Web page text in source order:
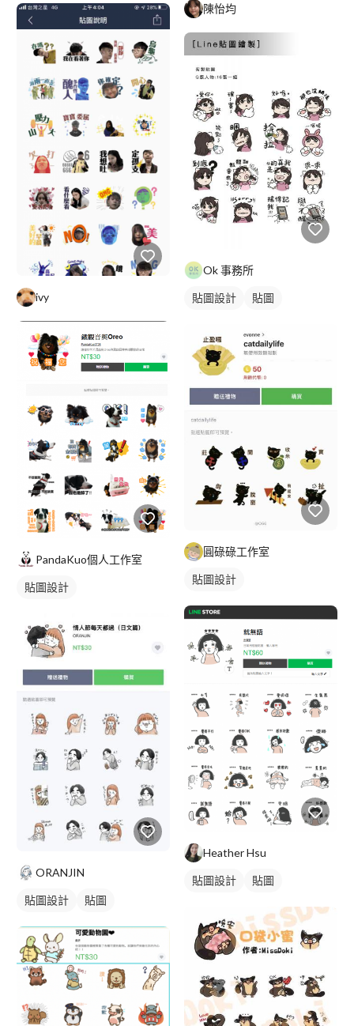
ivy
PandaKuo個人工作室
貼圖設計
ORANJIN
貼圖設計 貼圖
陳怡均
Ok 事務所
貼圖設計 貼圖
圓碌碌工作室
貼圖設計
Heather Hsu
貼圖設計 貼圖